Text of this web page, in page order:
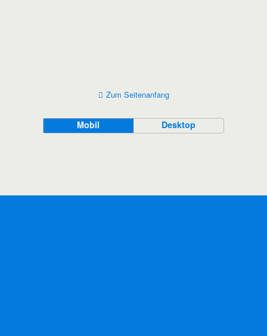
Zum Seitenanfang
Mobil Desktop